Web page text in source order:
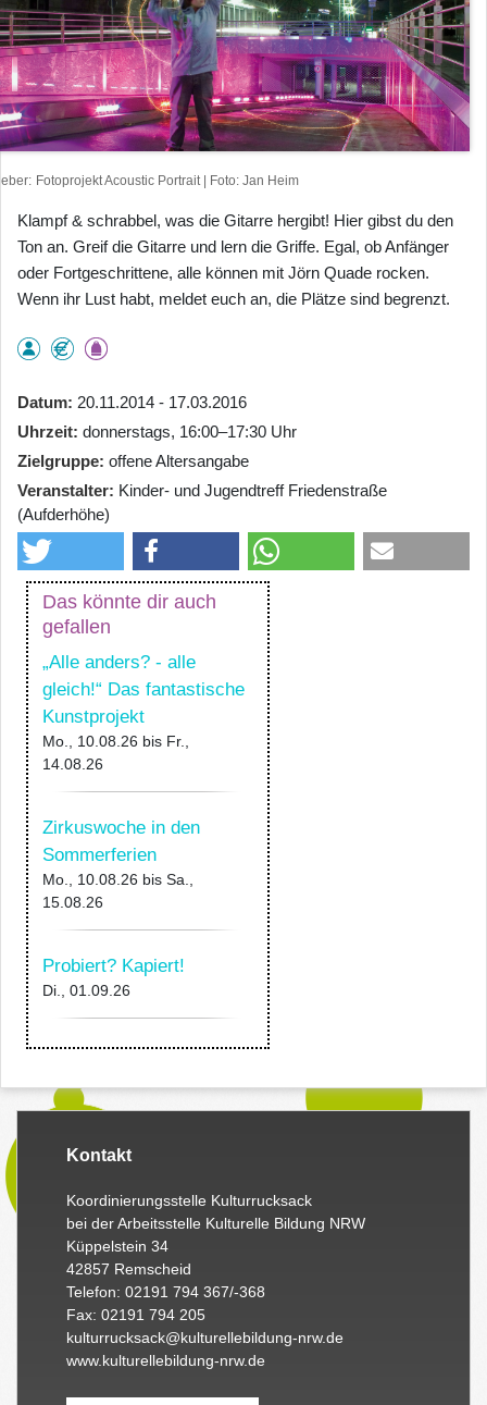
Fotoprojekt Acoustic Portrait | Foto: Jan Heim
Klampf & schrabbel, was die Gitarre hergibt! Hier gibst du den
Ton an. Greif die Gitarre und lern die Griffe. Egal, ob Anfänger
oder Fortgeschrittene, alle können mit Jörn Quade rocken.
Wenn ihr Lust habt, meldet euch an, die Plätze sind begrenzt.
Datum 20.11.2014 - 17.03.2016
Uhrzeit donnerstags, 16:00–17:30 Uhr
Zielgruppe offene Altersangabe
Veranstalter Kinder- und Jugendtreff Friedenstraße
(Aufderhöhe)
Das könnte dir auch
gefallen
„Alle anders? - alle
gleich!“ Das fantastische
Kunstprojekt
Mo., 10.08.26 bis Fr.,
14.08.26
Zirkuswoche in den
Sommerferien
Mo., 10.08.26 bis Sa.,
15.08.26
Probiert? Kapiert!
Di., 01.09.26
Kontakt
Koordinierungsstelle Kulturrucksack
bei der Arbeitsstelle Kulturelle Bildung NRW
Küppelstein 34
42857 Remscheid
Telefon: 02191 794 367/-368
Fax: 02191 794 205
kulturrucksack@kulturellebildung-nrw.de
www.kulturellebildung-nrw.de